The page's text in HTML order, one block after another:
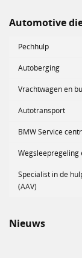
Automotive
Pechhulp
Autoberging
Vrachtwagen en
Autotransport
BMW Service
Wegsleepregeling
Specialist in de
(AAV)
Nieuws